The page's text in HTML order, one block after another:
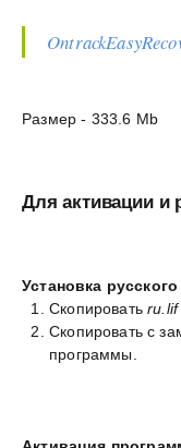
Размер - 333.6 Mb
Для активации и
Установка
Скопироватьru.lif
Скопировать с
программы.